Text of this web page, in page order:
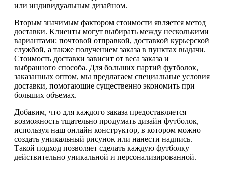
или индивидуальным дизайном.
Вторым значимым фактором стоимости является метод
доставки. Клиенты могут выбирать между несколькими
вариантами: почтовой отправкой, доставкой курьерской
службой, а также получением заказа в пунктах выдачи.
Стоимость доставки зависит от веса заказа и
выбранного способа. Для больших партий футболок,
заказанных оптом, мы предлагаем специальные условия
доставки, помогающие существенно экономить при
больших объемах.
Добавим, что для каждого заказа предоставляется
возможность тщательно продумать дизайн футболок,
используя наш онлайн конструктор, в котором можно
создать уникальный рисунок или нанести надпись.
Такой подход позволяет сделать каждую футболку
действительно уникальной и персонализированной.